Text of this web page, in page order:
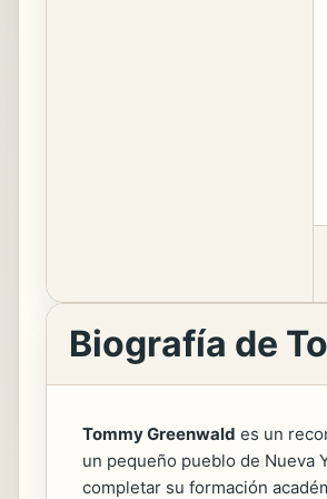
Biografía de
Tommy Greenwald es un
un pequeño pueblo de Nueva
completar su formación